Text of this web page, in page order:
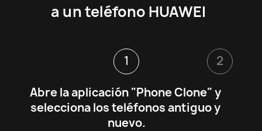
a un teléfono HUAWEI
1
Abre la aplicación "Phone Clone" y
selecciona los teléfonos antiguo y
nuevo.
2